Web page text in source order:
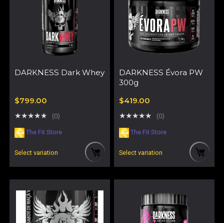
DARKNESS Dark Whey
$799.00
★★★★★ (0)
The Fit Store
Select variation
DARKNESS Évora PW
300g
$419.00
★★★★★ (0)
The Fit Store
Select variation